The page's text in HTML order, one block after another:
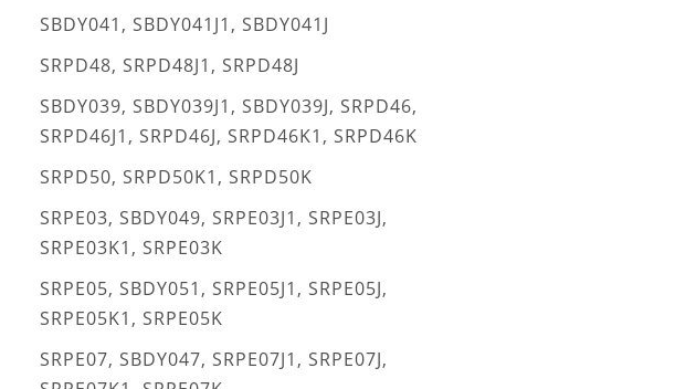
SBDY041, SBDY041J1, SBDY041J
SRPD48, SRPD48J1, SRPD48J
SBDY039, SBDY039J1, SBDY039J, SRPD46,
SRPD46J1, SRPD46J, SRPD46K1, SRPD46K
SRPD50, SRPD50K1, SRPD50K
SRPE03, SBDY049, SRPE03J1, SRPE03J,
SRPE03K1, SRPE03K
SRPE05, SBDY051, SRPE05J1, SRPE05J,
SRPE05K1, SRPE05K
SRPE07, SBDY047, SRPE07J1, SRPE07J,